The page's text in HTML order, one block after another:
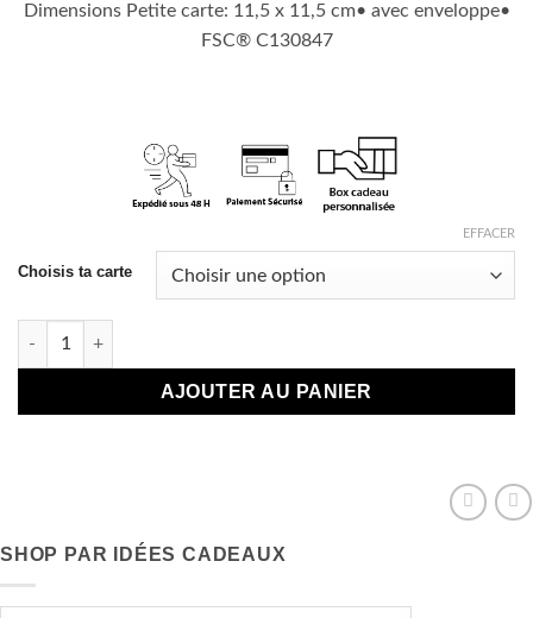
Dimensions Petite carte: 11,5 x 11,5 cm• avec enveloppe•
FSC® C130847
Choisis ta carte
EFFACER
quantité de Carte Mon beau Sapin
AJOUTER AU PANIER
SHOP PAR IDÉES CADEAUX